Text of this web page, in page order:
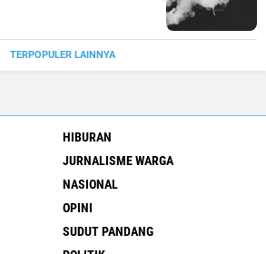
TERPOPULER LAINNYA
HIBURAN
JURNALISME WARGA
NASIONAL
OPINI
SUDUT PANDANG